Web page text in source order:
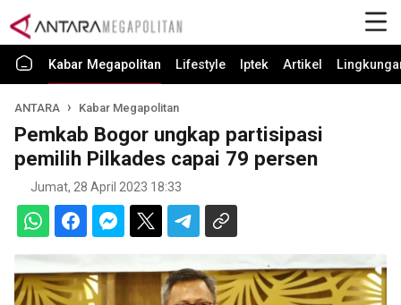
Kabar Megapolitan Lifestyle Iptek Artikel
ANTARA Kabar Megapolitan
Pemkab Bogor ungkap partisipasi
pemilih Pilkades capai 79 persen
Jumat, 28 April 2023 18:33